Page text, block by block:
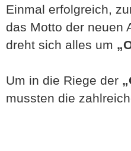
Einmal erfolgreich,
das Motto der neuen
dreht sich alles um
Um in die Riege der
mussten die